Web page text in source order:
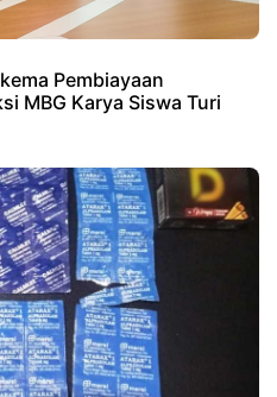
Pembiayaan
MBG Karya Siswa Turi